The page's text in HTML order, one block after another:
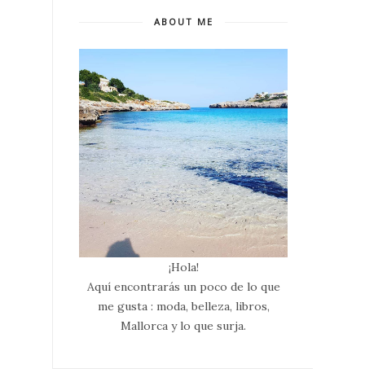
ABOUT ME
¡Hola!
Aquí encontrarás un poco de lo que
me gusta : moda, belleza, libros,
Mallorca y lo que surja.